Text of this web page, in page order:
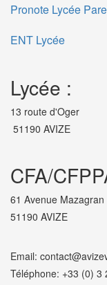
Pronote Lycée
ENT Lycée
Lycée :
13 route d'Oger
51190 AVIZE
CFA/
61 Avenue Mazagran
51190 AVIZE
Email:
Téléphone: +33 (0) 3